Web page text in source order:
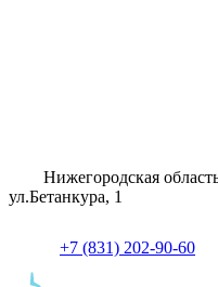
Нижегородская
ул.Бетанкура, 1
+7 (831) 202-90-60